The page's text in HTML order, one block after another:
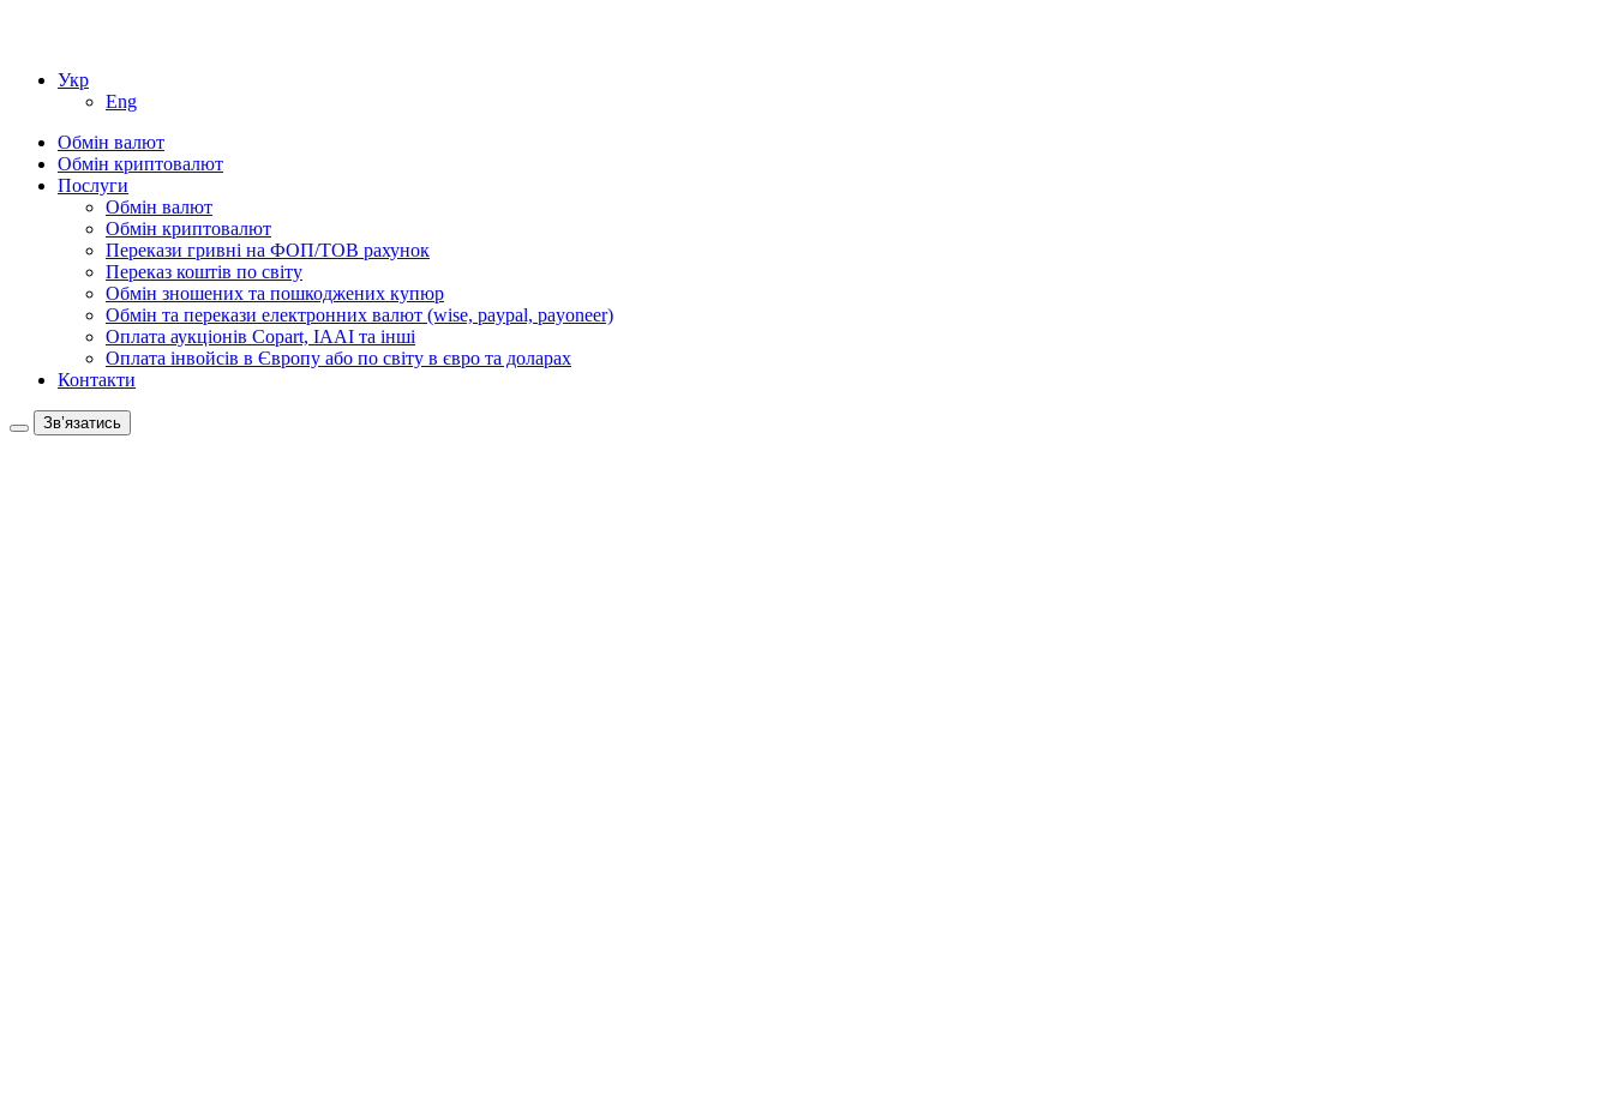
Укр
Eng
Обмін валют
Обмін криптовалют
Послуги
Обмін валют
Обмін криптовалют
Перекази гривні на ФОП/ТОВ рахунок
Переказ коштів по світу
Обмін зношених та пошкоджених купюр
Обмін та перекази електронних валют (wise, paypal, payoneer)
Оплата аукціонів Copart, IAAI та інші
Оплата інвойсів в Європу або по світу в євро та доларах
Контакти
Зв’язатись